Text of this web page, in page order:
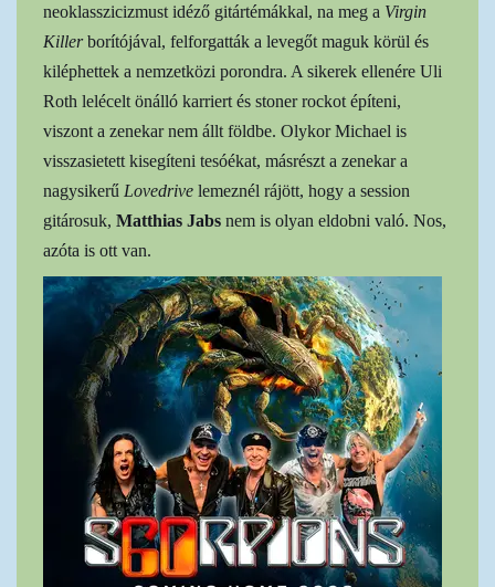
neoklasszicizmust idéző gitártémákkal, na meg a Virgin
Killerborítójával, felforgatták a levegőt maguk körül és
kiléphettek a nemzetközi porondra. A sikerek ellenére Uli
Roth lelécelt önálló karriert és stoner rockot építeni,
viszont a zenekar nem állt földbe. Olykor Michael is
visszasietett kisegíteni tesóékat, másrészt a zenekar a
nagysikerű Lovedrive lemeznél rájött, hogy a session
gitárosuk, Matthias Jabs nem is olyan eldobni való. Nos,
azóta is ott van.